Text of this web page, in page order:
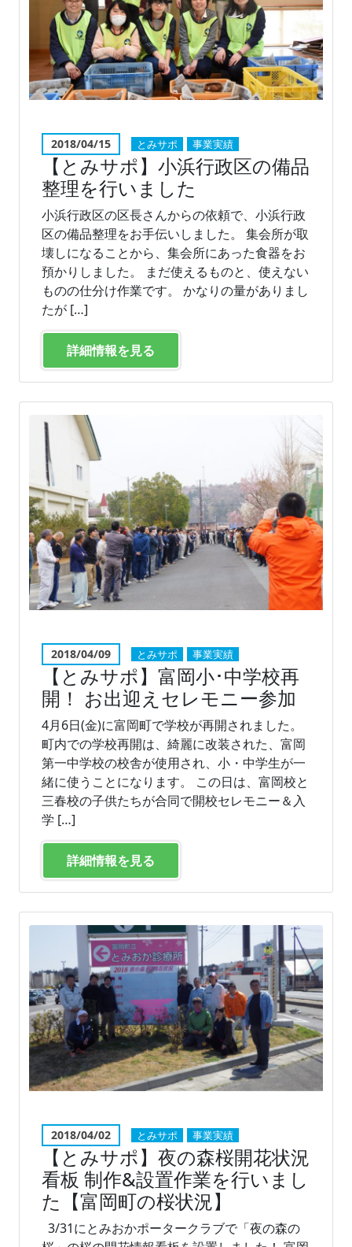
2018/04/15 とみサポ 事業実績
【とみサポ】小浜行政区の備品
整理を行いました
小浜行政区の区長さんからの依頼で、小浜行政
区の備品整理をお手伝いしました。 集会所が取
壊しになることから、集会所にあった食器をお
預かりしました。 まだ使えるものと、使えない
ものの仕分け作業です。 かなりの量がありまし
たが […]
詳細情報を見る
2018/04/09 とみサポ 事業実績
【とみサポ】富岡小･中学校再
開！ お出迎えセレモニー参加
4月6日(金)に富岡町で学校が再開されました。
町内での学校再開は、綺麗に改装された、富岡
第一中学校の校舎が使用され、小・中学生が一
緒に使うことになります。 この日は、富岡校と
三春校の子供たちが合同で開校セレモニー＆入
学 […]
詳細情報を見る
2018/04/02 とみサポ 事業実績
【とみサポ】夜の森桜開花状況
看板 制作&設置作業を行いまし
た【富岡町の桜状況】
3/31にとみおかポータークラブで「夜の森の